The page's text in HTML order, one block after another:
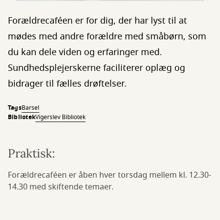
Forældrecaféen er for dig, der har lyst til at
mødes med andre forældre med småbørn, som
du kan dele viden og erfaringer med.
Sundhedsplejerskerne faciliterer oplæg og
bidrager til fælles drøftelser.
TagsBarsel
BibliotekVigerslev Bibliotek
Praktisk:
Forældrecaféen er åben hver torsdag mellem kl. 12.30-
14.30 med skiftende temaer.